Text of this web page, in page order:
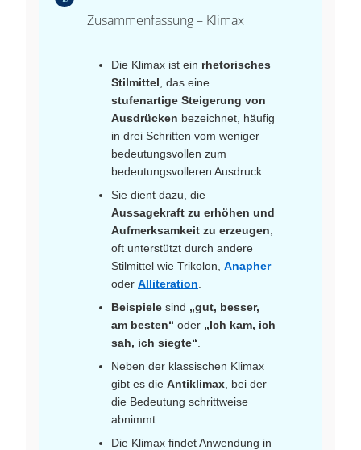
Zusammenfassung – Klimax
Die Klimax ist ein rhetorisches
Stilmittel , das eine
stufenartige Steigerung von
Ausdrücken bezeichnet, häufig
in drei Schritten vom weniger
bedeutungsvollen zum
bedeutungsvolleren Ausdruck.
Sie dient dazu, die
Aussagekraft zu erhöhen und
Aufmerksamkeit zu erzeugen
oft unterstützt durch andere
Stilmittel wie Trikolon, Anapher
oder Alliteration
Beispiele sind „gut, besser,
am besten“ oder „Ich kam, ich
sah, ich siegte“
Neben der klassischen Klimax
gibt es die Antiklimax , bei der
die Bedeutung schrittweise
abnimmt.
Die Klimax findet Anwendung in